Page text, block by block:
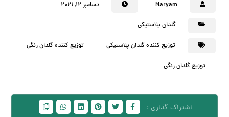
Maryam دسامبر ۱۲, ۲۰۲۱
گلدان پلاستیکی
توزیع کننده گلدان پلاستیکی توزیع کننده گلدان رنگی
توزیع گلدان رنگی